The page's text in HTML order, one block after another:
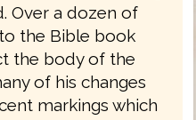
Over a dozen of
the Bible book
the body of the
of his changes
markings which